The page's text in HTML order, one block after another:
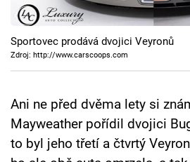
Cool Esport
Pořady
Sledujte prima+
Sportovec prodává dvojici Veyronů
Zdroj: http://www.carscoops.com
Ani ne před dvěma lety si
Mayweather pořídil dvojici
to byl jeho třetí a čtvrtý